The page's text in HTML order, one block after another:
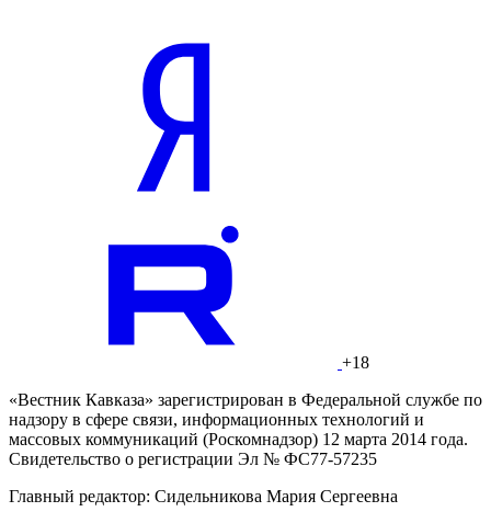
+18
«Вестник Кавказа» зарегистрирован в Федеральной службе по
надзору в сфере связи, информационных технологий и
массовых коммуникаций (Роскомнадзор) 12 марта 2014 года.
Свидетельство о регистрации Эл № ФС77-57235
Главный редактор: Сидельникова Мария Сергеевна